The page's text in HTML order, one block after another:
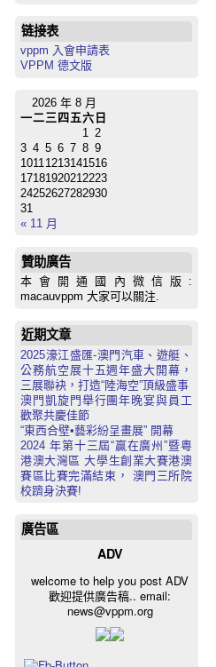
链接表
vppm 入會申請表
VPPM 德文版
2026 年 8 月
一二三 四五六 日
1
2
3 4 5 6 7 8 9
1011 1213141516
1718192021 2223
24252627282930
31
« 11 月
贊助廣告
本會開通國內微信版:
macauvppm 大家可以關注.
近期文章
2025濠江盛匯-澳門汽車、遊艇、
公務航空展十五週年盛大開幕，
三展聯袂，打造“陸海空”頂級盛事
澳門凱旋門舉行團年晚宴與員工
歡聚共慶佳節
“東西合壁•藝彩紛呈畫展” 開幕
2024 年第十三屆“贏在廣州”暨粵
港澳大灣區 大學生創業大賽港澳
賽區比賽完滿結束， 澳門三所院
校躋身決賽!
廣告區
ADV
welcome to help you post ADV
歡迎提供廣告稿.. email:
news@vppm.org